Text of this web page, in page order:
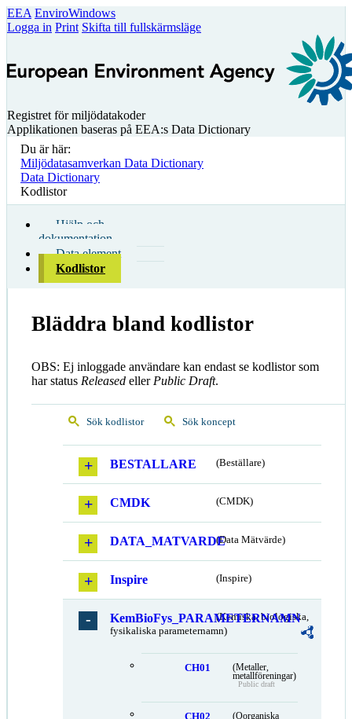
EEA EnviroWindows
Logga in Print Skifta till fullskärmsläge
Registret för miljödatakoder
Applikationen baseras på EEA:s Data Dictionary
Du är här:
Miljödatasamverkan Data Dictionary
Data Dictionary
Kodlistor
Hjälp och
dokumentation
Data element
Kodlistor
Bläddra bland kodlistor
OBS: Ej inloggade användare kan endast se kodlistor som
har status Released eller Public Draft.
Sök kodlistor Sök koncept
BESTALLARE (Beställare)
CMDK (CMDK)
DATA_MATVARDE(Data Mätvärde)
Inspire (Inspire)
KemBioFys_PARAMETERNAMN
(Kemiska, biologiska,
fysikaliska parameternamn)
CH01
(Metaller,
metallföreningar)
Public draft
CH02
(Oorganiska